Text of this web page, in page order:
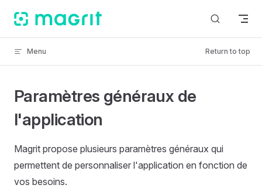
Skip to content
Menu Return to top
Paramètres généraux de
l'application
Magrit propose plusieurs paramètres généraux qui
permettent de personnaliser l'application en fonction de
vos besoins.